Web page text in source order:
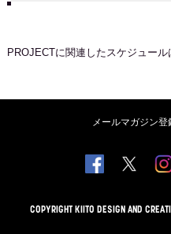
PROJECTに関連したスケジュール
メールマガジン登
COPYRIGHT KIITO DESIGN AND